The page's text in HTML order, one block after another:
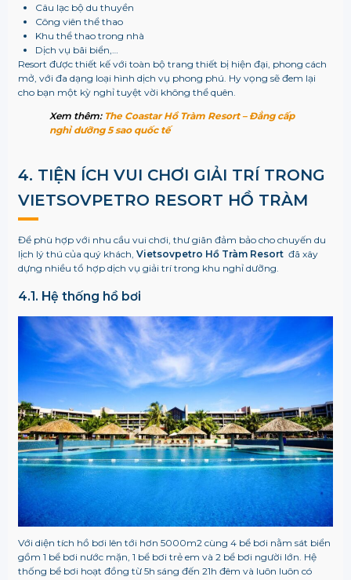
Câu lạc bộ du thuyền
Công viên thể thao
Khu thể thao trong nhà
Dịch vụ bãi biển,…
Resort được thiết kế với toàn bộ trang thiết bị hiện đại, phong cách
mở, với đa dạng loại hình dịch vụ phong phú. Hy vọng sẽ đem lại
cho bạn một kỳ nghỉ tuyệt vời không thể quên.
Xem thêm: The Coastar Hồ Tràm Resort – Đẳng cấp
nghỉ dưỡng 5 sao quốc tế
4. TIỆN ÍCH VUI CHƠI GIẢI TRÍ TRONG
VIETSOVPETRO RESORT HỒ TRÀM
Để phù hợp với nhu cầu vui chơi, thư giãn đảm bảo cho chuyến du
lịch lý thú của quý khách, Vietsovpetro Hồ Tràm Resortđã xây
dựng nhiều tổ hợp dịch vụ giải trí trong khu nghỉ dưỡng.
4.1. Hệ thống hồ bơi
Với diện tích hồ bơi lên tới hơn 5000m2 cùng 4 bể bơi nằm sát biển
gồm 1 bể bơi nước mặn, 1 bể bơi trẻ em và 2 bể bơi người lớn. Hệ
thống bể bơi hoạt đồng từ 5h sáng đến 21h đêm và luôn luôn có